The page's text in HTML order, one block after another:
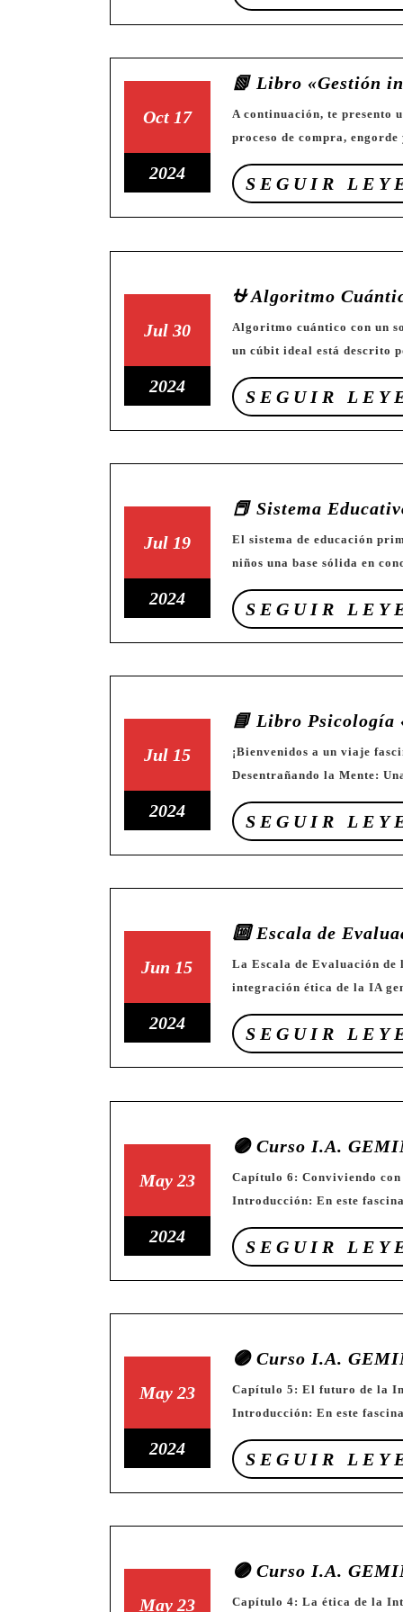
de
2024
de
2024
de
de
2024
Oct17
octubre
de
2024
1717
octubre
de
2024
202417
de
de
📗 Libro «Gestión
A continuación, te presento una estructura amplia y completa para un libro sobre el
proceso de compra, engorde
SEGUIR
Jul30
julio
de
2024
3030
de
2024
202430
de
de
⛎ Algoritmo
Algoritmo cuántico con un solo cúbit para resolver el problema. El estado cuántico de
un cúbit ideal está descrito
SEGUIR
Jul19
julio
de
2024
1919
de
2024
202419
de
de
📕 Sistema
El sistema de educación primaria (o básica) está diseñado para proporcionar a los
niños una base sólida en
SEGUIR
Jul15
julio
de
2024
1515
de
2024
202415
de
de
📘 Libro Psicología
¡Bienvenidos a un viaje fascinante hacia las profundidades de la mente humana!
Desentrañando la Mente:
SEGUIR
Jun 15
junio
de
2024
1515
de
2024
202415
de
de
🔟 Escala de
La Escala de Evaluación de la Inteligencia Artificial (EEIA): un marco para la
integración ética de la IA
SEGUIR
May23
mayo
de
2024
2323
mayo
de
2024
202423
de
de
🟣 Curso I.A.
Capítulo 6: Conviviendo con la Inteligencia Artificial (Sexto año de secundaria)
Introducción: En este
SEGUIR
May23
mayo
de
2024
2323
mayo
de
2024
202423
de
de
🟣 Curso I.A.
Capítulo 5: El futuro de la Inteligencia Artificial (Quinto año de secundaria)
Introducción: En este
SEGUIR
May23
2323
🟣 Curso I.A.
Capítulo 4: La ética de la Inteligencia Artificial (Cuarto año de secundaria)